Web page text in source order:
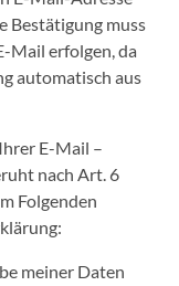
Bestätigung muss
Mail erfolgen, da
automatisch aus
E-Mail –
nach Art. 6
Folgenden
meiner Daten